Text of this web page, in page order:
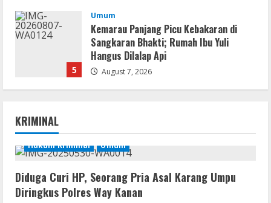
5
Umum
Kemarau Panjang Picu Kebakaran di
Sangkaran Bhakti; Rumah Ibu Yuli
Hangus Dilalap Api
August 7, 2026
1
Lan
Dune: Awakening FitGirl Repack +Patch
KRIMINAL
Hukum Kriminal Umum
Diduga Curi HP, Seorang Pria Asal Karang Umpu
Diringkus Polres Way Kanan